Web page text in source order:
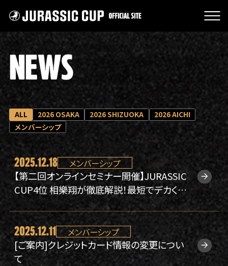
JURASSIC CUP オフィシャル
NEWS
大会情報
スポンサー
チケット販売
大会の特徴
過去大会の審査結果
クラウドファンディング
グッズ
主催者紹介
プライバシーポリシー
よくあるご質問
お問い合わせ
大会規約
NEWS
ALL 2026 OSAKA 2026 SHIZUOKA
2026 AICHI
メンバーシップ
2025.12.18 メンバーシップ
【第二回オンラインセミナー開催】JURASSIC
CUP4位 相樂翔が徹底解説！最短でデカくな
る脚トレ理論。【12/21(日)開催】
2025.12.11 メンバーシップ
[ご案内]クレジットカード情報の変更につい
て